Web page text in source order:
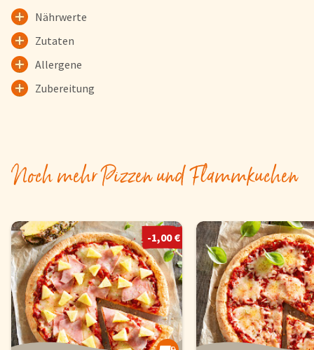
Kontakt
Impressum
AGB & Datenschutz
Registrieren
Nährwerte
Zutaten
Allergene
Zubereitung
Noch mehr Pizzen und Flammkuchen
-1,00 €